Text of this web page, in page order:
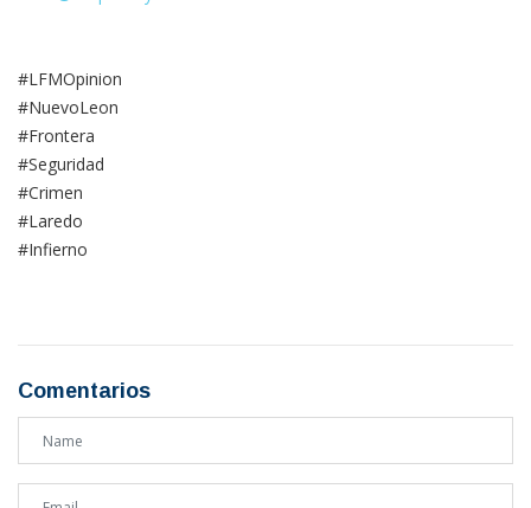
#LFMOpinion
#NuevoLeon
#Frontera
#Seguridad
#Crimen
#Laredo
#Infierno
Comentarios